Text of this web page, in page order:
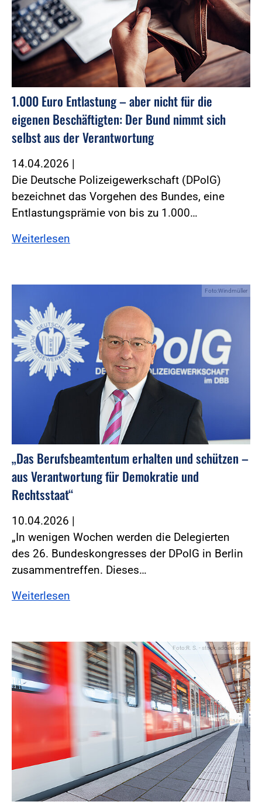
1.000 Euro Entlastung – aber nicht für die
eigenen Beschäftigten: Der Bund nimmt sich
selbst aus der Verantwortung
14.04.2026 |
Die Deutsche Polizeigewerkschaft (DPolG)
bezeichnet das Vorgehen des Bundes, eine
Entlastungsprämie von bis zu 1.000…
Weiterlesen
Foto:Windmüller
„Das Berufsbeamtentum erhalten und schützen –
aus Verantwortung für Demokratie und
Rechtsstaat“
10.04.2026 |
„In wenigen Wochen werden die Delegierten
des 26. Bundeskongresses der DPolG in Berlin
zusammentreffen. Dieses…
Weiterlesen
Foto:R. S. - stock.adobe.com